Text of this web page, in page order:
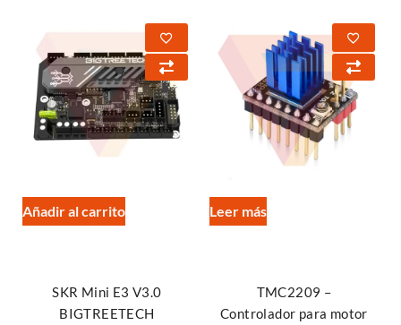
Añadir al carrito
SKR Mini E3 V3.0
BIGTREETECH
Leer más
TMC2209 –
Controlador para motor